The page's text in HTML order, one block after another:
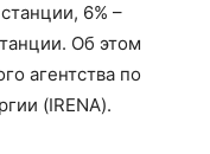
6% –
Об этом
агентства по
(IRENA).